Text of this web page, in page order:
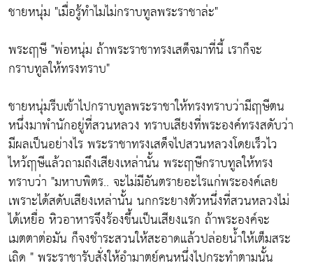
ชายหนุ่ม "เมื่อรู้ทำไมไม่กราบทูลพระราชาล่ะ"
พระฤๅษี "พ่อหนุ่ม ถ้าพระราชาทรงเสด็จมาที่นี้ เราก็จะ
กราบทูลให้ทรงทราบ"
ชายหนุ่มรีบเข้าไปกราบทูลพระราชาให้ทรงทราบว่ามีฤๅษีตน
หนึ่งมาพำนักอยู่ที่สวนหลวง ทราบเสียงที่พระองค์ทรงสดับว่า
มีผลเป็นอย่างไร พระราชาทรงเสด็จไปสวนหลวงโดยเร็วไว
ไหว้ฤๅษีแล้วถามถึงเสียงเหล่านั้น พระฤๅษีกราบทูลให้ทรง
ทราบว่า "มหาบพิตร.. จะไม่มีอันตรายอะไรแก่พระองค์เลย
เพราะได้สดับเสียงเหล่านั้น นกกระยางตัวหนึ่งที่สวนหลวงไม่
ได้เหยื่อ หิวอาหารจึงร้องขึ้นเป็นเสียงแรก ถ้าพระองค์จะ
เมตตาต่อมัน ก็จงชำระสวนให้สะอาดแล้วปล่อยน้ำให้เต็มสระ
เถิด " พระราชารับสั่งให้อำมาตย์คนหนึ่งไปกระทำตามนั้น